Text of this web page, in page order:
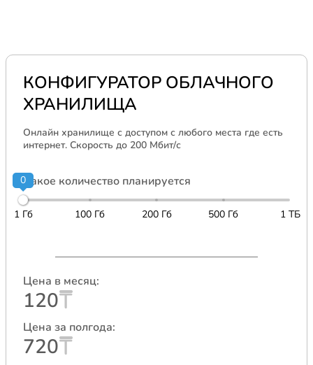
КОНФИГУРАТОР ОБЛАЧНОГО
ХРАНИЛИЩА
Онлайн хранилище с доступом с любого места где есть
интернет. Скорость до 200 Мбит/с
Какое количество планируется
1 Гб 100 Гб 200 Гб 500 Гб 1 ТБ
0
Цена в месяц:
120
Цена за полгода:
720